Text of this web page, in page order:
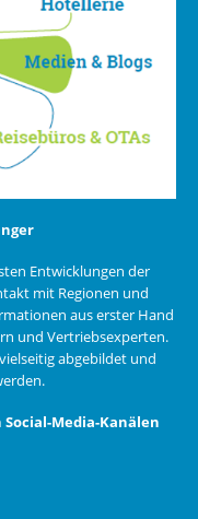
Entwicklungen der
mit Regionen und
aus erster Hand
und Vertriebsexperten.
abgebildet und
Media-Kanälen